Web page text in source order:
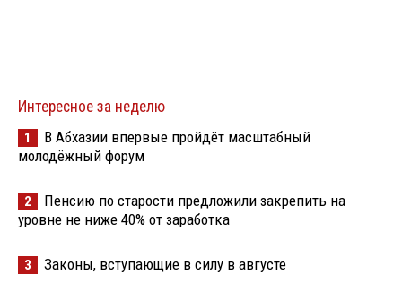
Интересное за неделю
1
В Абхазии впервые пройдёт масштабный
молодёжный форум
2
Пенсию по старости предложили закрепить на
уровне не ниже 40% от заработка
3 Законы, вступающие в силу в августе